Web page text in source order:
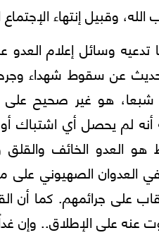
الله، وقبيل إنتهاء
وسائل إعلام العدو
عن سقوط شهداء
هو غير صحيح على
أنه لم يحصل أي اشتباك
العدو الخائف
العدوان الصهيوني على
على جرائمهم. كما أن
عنه على الإطلاق.. وإن